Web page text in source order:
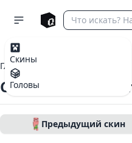
Скины
Головы
Главная
Скин
Предыдущий скин